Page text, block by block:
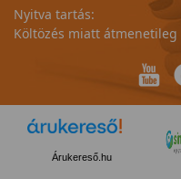
Nyitva tartás:
Költözés miatt átmenetileg
Árukereső.hu